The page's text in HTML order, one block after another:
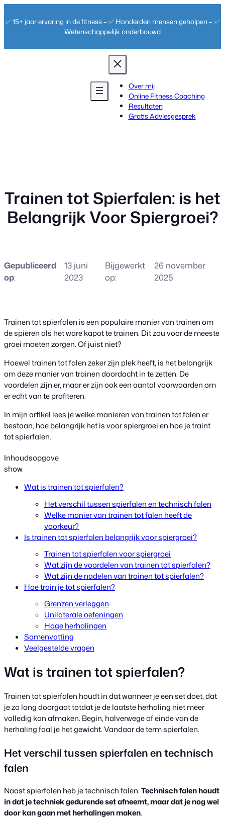
naar
✅ 15+ jaar ervaring in de fitness – ✅ Honderden mensen geholpen – ✅
Wetenschappelijk onderbouwd
Over mij
Online Fitness Coaching
Resultaten
Gratis Adviesgesprek
Trainen tot Spierfalen: is het
Belangrijk Voor Spiergroei?
Gepubliceerd
op:
13 juni
2023
Bijgewerkt
op:
26 november
2025
Trainen tot spierfalen is een populaire manier van trainen om
de spieren als het ware kapot te trainen. Dit zou voor de meeste
groei moeten zorgen. Of juist niet?
Hoewel trainen tot falen zeker zijn plek heeft, is het belangrijk
om deze manier van trainen doordacht in te zetten. De
voordelen zijn er, maar er zijn ook een aantal voorwaarden om
er echt van te profiteren.
In mijn artikel lees je welke manieren van trainen tot falen er
bestaan, hoe belangrijk het is voor spiergroei en hoe je traint
tot spierfalen.
Inhoudsopgave
show
Wat is trainen tot spierfalen?
Het verschil tussen spierfalen en technisch falen
Welke manier van trainen tot falen heeft de
voorkeur?
Is trainen tot spierfalen belangrijk voor spiergroei?
Trainen tot spierfalen voor spiergroei
Wat zijn de voordelen van trainen tot spierfalen?
Wat zijn de nadelen van trainen tot spierfalen?
Hoe train je tot spierfalen?
Grenzen verleggen
Unilaterale oefeningen
Hoge herhalingen
Samenvatting
Veelgestelde vragen
Wat is trainen tot spierfalen?
Trainen tot spierfalen houdt in dat wanneer je een set doet, dat
je zo lang doorgaat totdat je de laatste herhaling niet meer
volledig kan afmaken. Begin, halverwege of einde van de
herhaling faal je het gewicht. Vandaar de term spierfalen.
Het verschil tussen spierfalen en technisch
falen
Naast spierfalen heb je technisch falen.Technisch falen houdt
in dat je techniek gedurende set afneemt, maar dat je nog wel
door kan gaan met herhalingen maken.